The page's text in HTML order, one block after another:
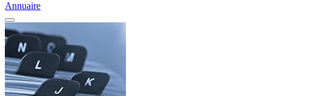
Annuaire